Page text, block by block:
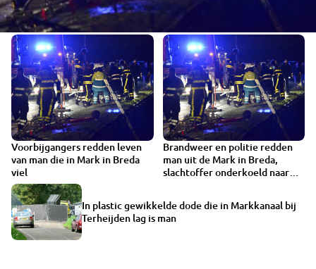
Voorbijgangers redden leven
van man die in Mark in Breda
viel
Brandweer en politie redden
man uit de Mark in Breda,
slachtoffer onderkoeld naar
In plastic gewikkelde dode die in Markkanaal bij
Terheijden lag is man